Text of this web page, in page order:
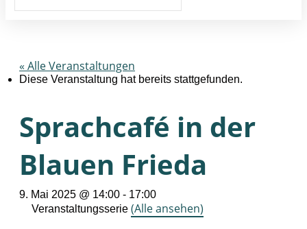
« Alle Veranstaltungen
Diese Veranstaltung hat bereits stattgefunden.
Sprachcafé in der
Blauen Frieda
9. Mai 2025 @ 14:00 - 17:00
Veranstaltungsserie (Alle ansehen)